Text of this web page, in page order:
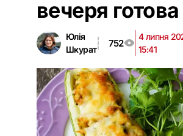
вечеря готова
Юлія
Шкурат
752
4 липня
15:41